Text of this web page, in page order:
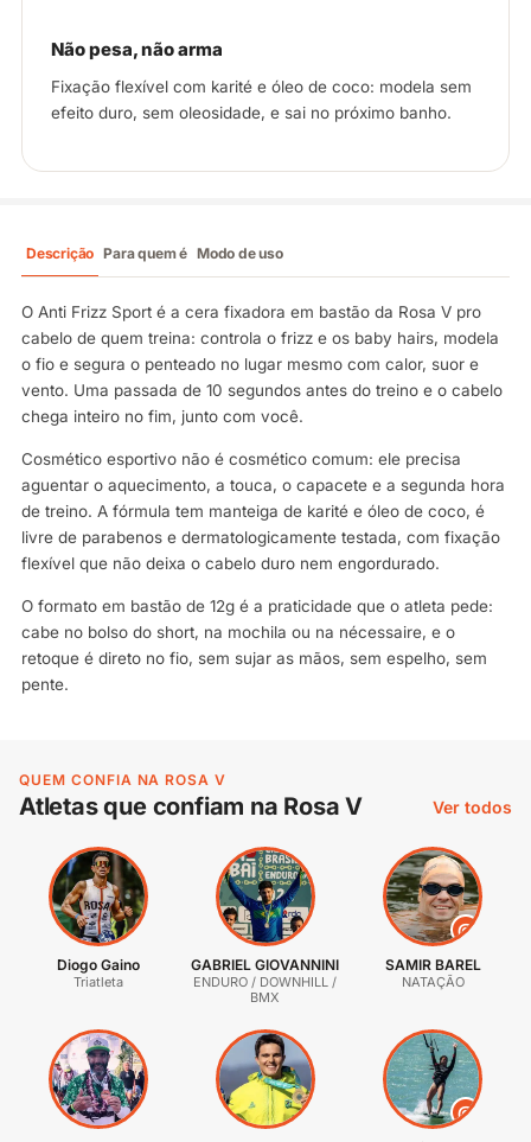
Não pesa, não arma
Fixação flexível com karité e óleo de coco: modela sem
efeito duro, sem oleosidade, e sai no próximo banho.
Descrição Para quem é Modo de uso
O Anti Frizz Sport é a cera fixadora em bastão da Rosa V pro
cabelo de quem treina: controla o frizz e os baby hairs, modela
o fio e segura o penteado no lugar mesmo com calor, suor e
vento. Uma passada de 10 segundos antes do treino e o cabelo
chega inteiro no fim, junto com você.
Cosmético esportivo não é cosmético comum: ele precisa
aguentar o aquecimento, a touca, o capacete e a segunda hora
de treino. A fórmula tem manteiga de karité e óleo de coco, é
livre de parabenos e dermatologicamente testada, com fixação
flexível que não deixa o cabelo duro nem engordurado.
O formato em bastão de 12g é a praticidade que o atleta pede:
cabe no bolso do short, na mochila ou na nécessaire, e o
retoque é direto no fio, sem sujar as mãos, sem espelho, sem
pente.
QUEM CONFIA NA ROSA V
Atletas que confiam na Rosa V Ver todos
Diogo Gaino
Triatleta
GABRIEL GIOVANNINI
ENDURO / DOWNHILL /
BMX
@
SAMIR BAREL
NATAÇÃO
@